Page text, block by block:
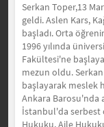
Serkan Toper,13
geldi. Aslen Kars,
başladı. Orta
1996 yılında
Fakültesi'ne
mezun oldu. Serkan
başlayarak meslek
Ankara Barosu'nda
İstanbul'da serbest
Hukuku, Aile